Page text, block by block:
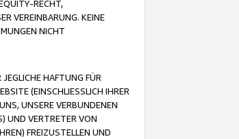
RECHT,
VEREINBARUNG. KEINE
NICHT
HAFTUNG FÜR
(EINSCHLIESSLICH IHRER
UNSERE VERBUNDENEN
UND VERTRETER VON
FREIZUSTELLEN UND